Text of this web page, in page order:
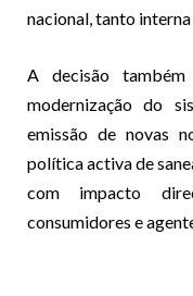
nacional, tanto
A decisão
modernização do
emissão de novas
política activa de
com impacto
consumidores e